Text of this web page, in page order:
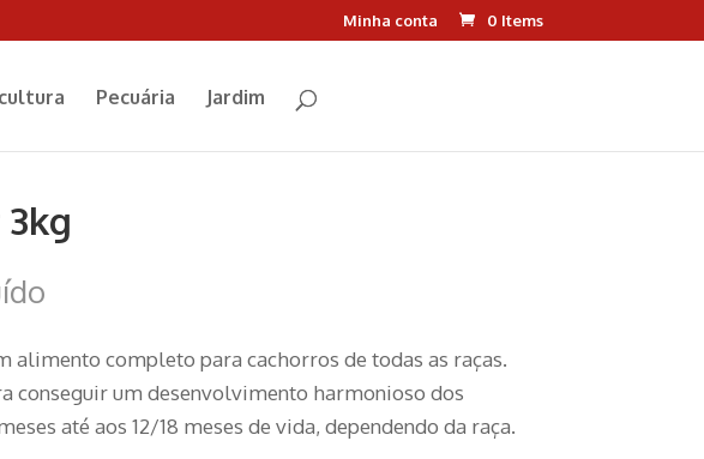
Minha conta 0 Items
Pecuária Jardim
alimento completo para cachorros de todas as raças.
conseguir um desenvolvimento harmonioso dos
até aos 12/18 meses de vida, dependendo da raça.